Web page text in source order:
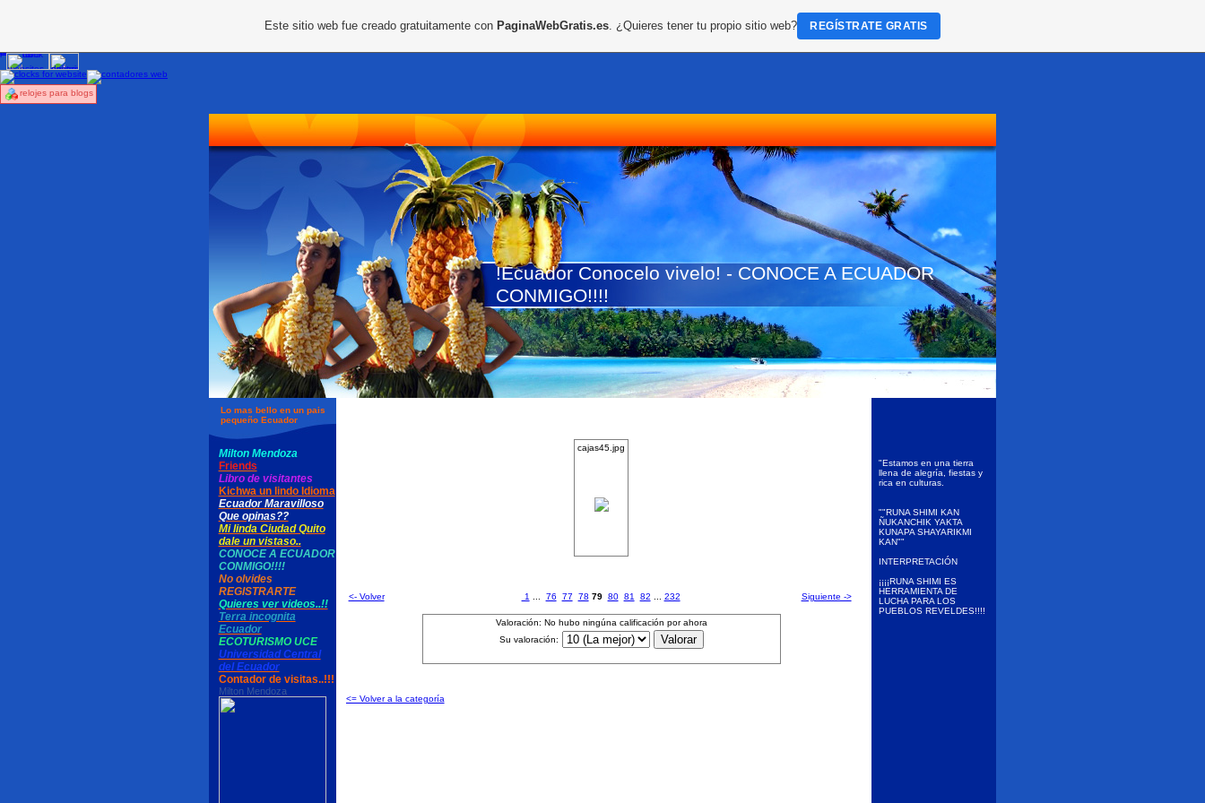
relojes para blogs
!Ecuador Conocelo vivelo! - CONOCE A ECUADOR
CONMIGO!!!!
Lo mas bello en un pais
pequeño Ecuador
Milton Mendoza
Friends
Libro de visitantes
Kichwa un lindo Idioma
Ecuador Maravilloso
Que opinas??
Mi linda Ciudad Quito
dale un vistaso..
CONOCE A ECUADOR
CONMIGO!!!!
No olvides
REGISTRARTE
Quieres ver videos..!!
Terra incognita
Ecuador
ECOTURISMO UCE
Universidad Central
del Ecuador
Contador de visitas..!!!
Milton Mendoza
cajas45.jpg
<- Volver 1 76 77 78 79 80 81 82 232 Siguiente ->
Valoración: No hubo ningúna calificación por ahora
Su valoración:
<= Volver a la categoría
"Estamos en una tierra
llena de alegría, fiestas y
rica en culturas.
""RUNA SHIMI KAN
ÑUKANCHIK YAKTA
KUNAPA SHAYARIKMI
KAN""
INTERPRETACIÓN
¡¡¡¡RUNA SHIMI ES
HERRAMIENTA DE
LUCHA PARA LOS
PUEBLOS REVELDES!!!!
Este sitio web fue creado gratuitamente con PaginaWebGratis.es. ¿Quieres tener tu propio sitio web? REGÍSTRATE GRATIS